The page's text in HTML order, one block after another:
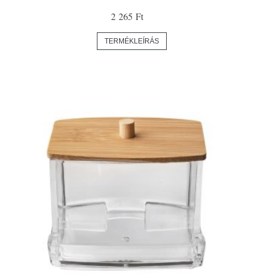
2 265 Ft
TERMÉKLEÍRÁS